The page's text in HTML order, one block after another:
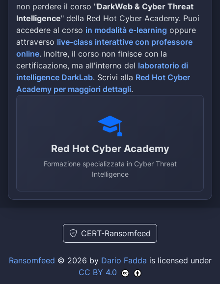
non perdere il corso "DarkWeb & Cyber Threat
Intelligence" della Red Hot Cyber Academy. Puoi
accedere al corso in modalità e-learning oppure
attraverso live-class interattive con professore
online. Inoltre, il corso non finisce con la
certificazione, ma all'interno del laboratorio di
intelligence DarkLab. Scrivi alla Red Hot Cyber
Academy per maggiori dettagli.
Red Hot Cyber Academy
Formazione specializzata in Cyber Threat
Intelligence
CERT-Ransomfeed
Ransomfeed © 2026 by Dario Fadda is licensed under
CC BY 4.0